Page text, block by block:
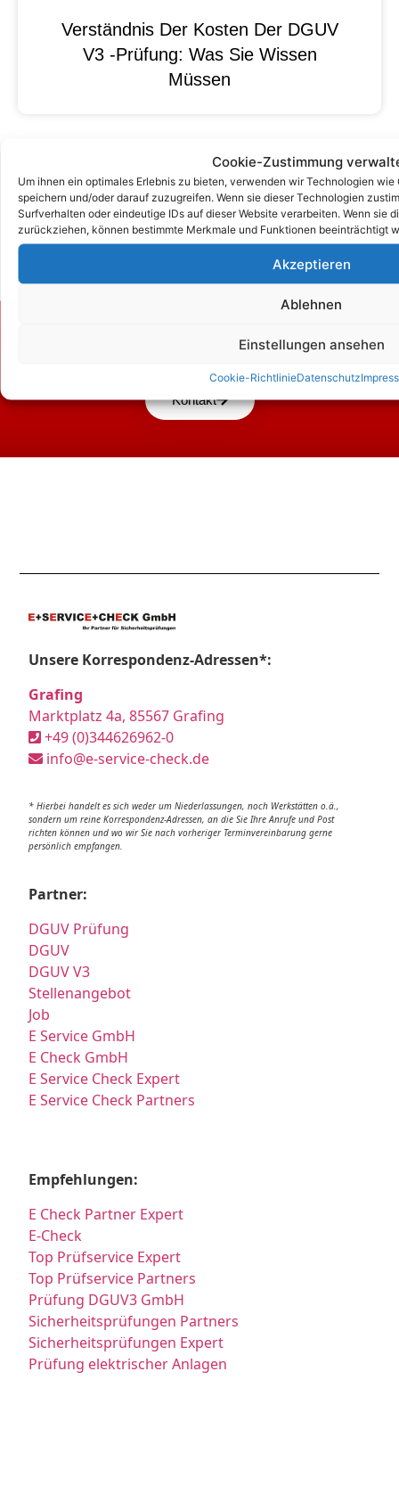
Cookie-Zustimmung
Um ihnen ein optimales Erlebnis zu bieten, verwenden wir Technologien
speichern und/oder darauf zuzugreifen. Wenn sie dieser Technologien
Surfverhalten oder eindeutige IDs auf dieser Website verarbeiten. Wenn sie
zurückziehen, können bestimmte Merkmale und Funktionen beeinträchtigt
Akzeptieren
Ablehnen
Einstellungen ansehen
Cookie-RichtlinieDatenschutz
Verständnis Der Kosten Der DGUV
V3 -Prüfung: Was Sie Wissen
Müssen
Zum Kontaktformular
Kontakt
Unsere Korrespondenz-Adressen*:
Grafing
Marktplatz 4a, 85567 Grafing
+49 (0)344626962-0
info@e-service-check.de
* Hierbei handelt es sich weder um Niederlassungen, noch Werkstätten o.ä.,
sondern um reine Korrespondenz-Adressen, an die Sie Ihre Anrufe und Post
richten können und wo wir Sie nach vorheriger Terminvereinbarung gerne
persönlich empfangen.
Partner:
DGUV Prüfung
DGUV
DGUV V3
Stellenangebot
Job
E Service GmbH
E Check GmbH
E Service Check Expert
E Service Check Partners
Empfehlungen:
E Check Partner Expert
E-Check
Top Prüfservice Expert
Top Prüfservice Partners
Prüfung DGUV3 GmbH
Sicherheitsprüfungen Partners
Sicherheitsprüfungen Expert
Prüfung elektrischer Anlagen